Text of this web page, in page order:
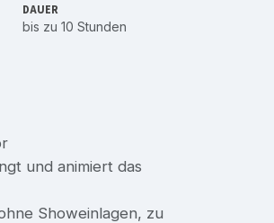
DAUER
bis zu 10 Stunden
und animiert das
Showeinlagen, zu